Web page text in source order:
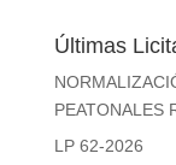
Últimas
PEATONALES
LP 62-2026